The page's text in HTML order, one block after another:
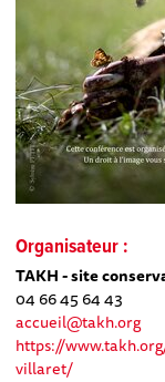
Organisateur :
TAKH - site
04 66 45 64 43
accueil@takh.org
https://
villaret/